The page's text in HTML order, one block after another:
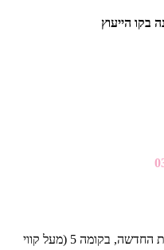
בקו הייעוץ
רחוב לוינסקי 108, בתוך התחנה המרכזית החדשה, בקומה 5 (מעל קווי